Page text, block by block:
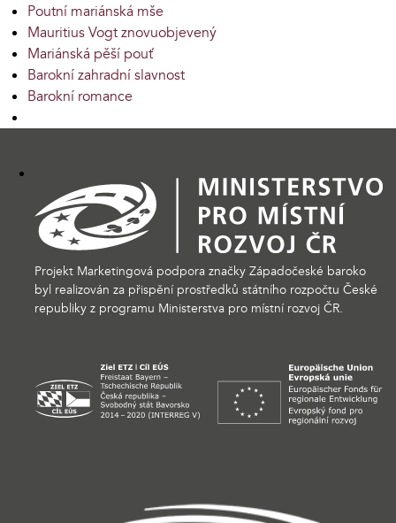
Poutní mariánská mše
Mauritius Vogt znovuobjevený
Mariánská pěší pouť
Barokní zahradní slavnost
Barokní romance
Projekt Marketingová podpora značky Západočeské baroko
byl realizován za přispění prostředků státního rozpočtu České
republiky z programu Ministerstva pro místní rozvoj ČR.